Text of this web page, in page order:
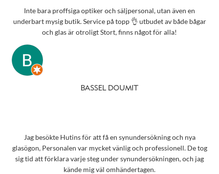
Inte bara proffsiga optiker och säljpersonal, utan även en
underbart mysig butik. Service på topp 👌 utbudet av både bågar
och glas är otroligt Stort, finns något för alla!
BASSEL DOUMIT
Jag besökte Hutins för att få en synundersökning och nya
glasögon, Personalen var mycket vänlig och professionell. De tog
sig tid att förklara varje steg under synundersökningen, och jag
kände mig väl omhändertagen.